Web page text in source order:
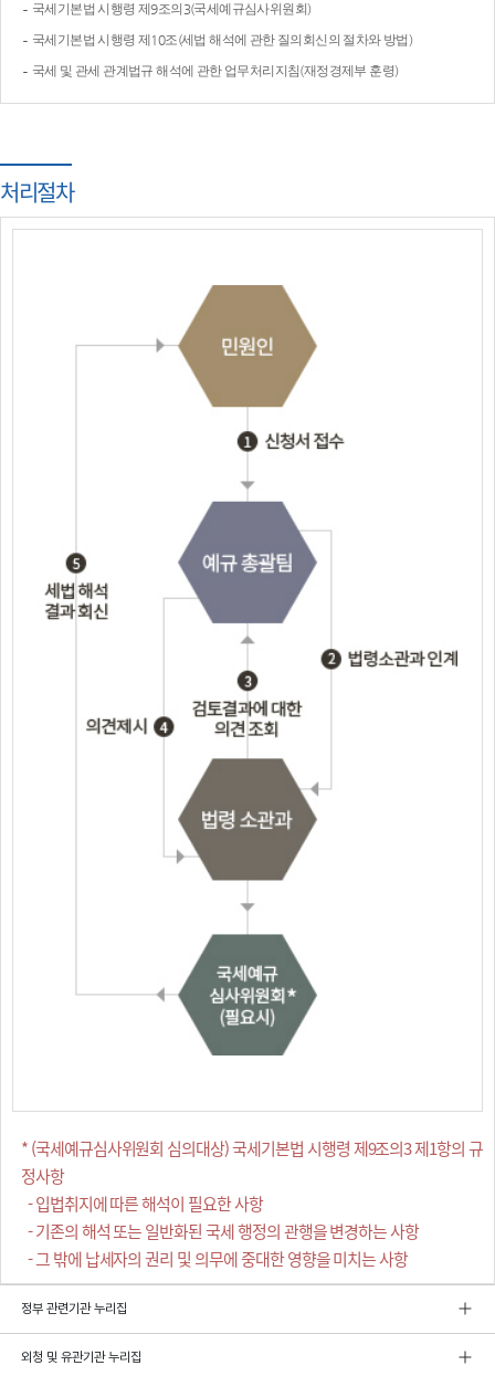
국세기본법 시행령 제9조의3(국세예규심사위원회)
국세기본법 시행령 제10조(세법 해석에 관한 질의회신의 절차와 방법)
국세 및 관세 관계법규 해석에 관한 업무처리지침(재정경제부 훈령)
처리절차
* (국세예규심사위원회 심의대상) 국세기본법 시행령 제9조의3 제1항의 규
정사항
- 입법취지에 따른 해석이 필요한 사항
- 기존의 해석 또는 일반화된 국세 행정의 관행을 변경하는 사항
- 그 밖에 납세자의 권리 및 의무에 중대한 영향을 미치는 사항
정부 관련기관 누리집
외청 및 유관기관 누리집